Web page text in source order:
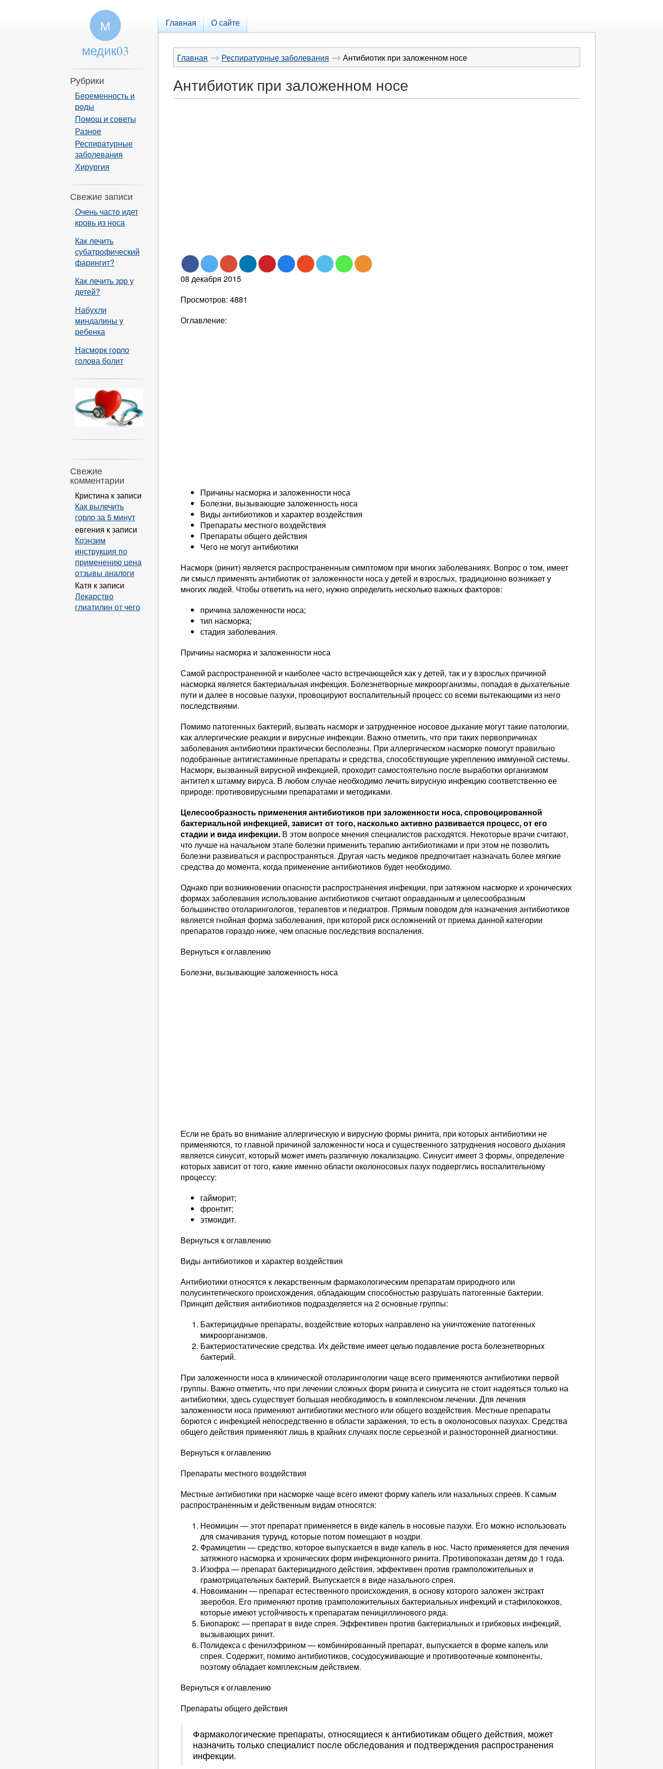
Главная О сайте
Главная → Респиратурные заболевания → Антибиотик при заложенном носе
Антибиотик при заложенном носе
08 декабря 2015
Просмотров: 4881
Оглавление:
Причины насморка и заложенности носа
Болезни, вызывающие заложенность носа
Виды антибиотиков и характер воздействия
Препараты местного воздействия
Препараты общего действия
Чего не могут антибиотики
Насморк (ринит) является распространенным симптомом при многих заболеваниях. Вопрос о том, имеет
ли смысл применять антибиотик от заложенности носа у детей и взрослых, традиционно возникает у
многих людей. Чтобы ответить на него, нужно определить несколько важных факторов:
причина заложенности носа;
тип насморка;
стадия заболевания.
Причины насморка и заложенности носа
Самой распространенной и наиболее часто встречающейся как у детей, так и у взрослых причиной
насморка является бактериальная инфекция. Болезнетворные микроорганизмы, попадая в дыхательные
пути и далее в носовые пазухи, провоцируют воспалительный процесс со всеми вытекающими из него
последствиями.
Помимо патогенных бактерий, вызвать насморк и затрудненное носовое дыхание могут такие патологии,
как аллергические реакции и вирусные инфекции. Важно отметить, что при таких первопричинах
заболевания антибиотики практически бесполезны. При аллергическом насморке помогут правильно
подобранные антигистаминные препараты и средства, способствующие укреплению иммунной системы.
Насморк, вызванный вирусной инфекцией, проходит самостоятельно после выработки организмом
антител к штамму вируса. В любом случае необходимо лечить вирусную инфекцию соответственно ее
природе: противовирусными препаратами и методиками.
Целесообразность применения антибиотиков при заложенности носа, спровоцированной
бактериальной инфекцией, зависит от того, насколько активно развивается процесс, от его
стадии и вида инфекции. В этом вопросе мнения специалистов расходятся. Некоторые врачи считают,
что лучше на начальном этапе болезни применить терапию антибиотиками и при этом не позволить
болезни развиваться и распространяться. Другая часть медиков предпочитает назначать более мягкие
средства до момента, когда применение антибиотиков будет необходимо.
Однако при возникновении опасности распространения инфекции, при затяжном насморке и хронических
формах заболевания использование антибиотиков считают оправданным и целесообразным
большинство отоларингологов, терапевтов и педиатров. Прямым поводом для назначения антибиотиков
является гнойная форма заболевания, при которой риск осложнений от приема данной категории
препаратов гораздо ниже, чем опасные последствия воспаления.
Вернуться к оглавлению
Болезни, вызывающие заложенность носа
Если не брать во внимание аллергическую и вирусную формы ринита, при которых антибиотики не
применяются, то главной причиной заложенности носа и существенного затруднения носового дыхания
является синусит, который может иметь различную локализацию. Синусит имеет 3 формы, определение
которых зависит от того, какие именно области околоносовых пазух подверглись воспалительному
процессу:
гайморит;
фронтит;
этмоидит.
Вернуться к оглавлению
Виды антибиотиков и характер воздействия
Антибиотики относятся к лекарственным фармакологическим препаратам природного или
полусинтетического происхождения, обладающим способностью разрушать патогенные бактерии.
Принцип действия антибиотиков подразделяется на 2 основные группы:
Бактерицидные препараты, воздействие которых направлено на уничтожение патогенных
микроорганизмов.
Бактериостатические средства. Их действие имеет целью подавление роста болезнетворных
бактерий.
При заложенности носа в клинической отоларингологии чаще всего применяются антибиотики первой
группы. Важно отметить, что при лечении сложных форм ринита и синусита не стоит надеяться только на
антибиотики, здесь существует большая необходимость в комплексном лечении. Для лечения
заложенности носа применяют антибиотики местного или общего воздействия. Местные препараты
борются с инфекцией непосредственно в области заражения, то есть в околоносовых пазухах. Средства
общего действия применяют лишь в крайних случаях после серьезной и разносторонней диагностики.
Вернуться к оглавлению
Препараты местного воздействия
Местные антибиотики при насморке чаще всего имеют форму капель или назальных спреев. К самым
распространенным и действенным видам относятся:
Неомицин — этот препарат применяется в виде капель в носовые пазухи. Его можно использовать
для смачивания турунд, которые потом помещают в ноздри.
Фрамицетин — средство, которое выпускается в виде капель в нос. Часто применяется для лечения
затяжного насморка и хронических форм инфекционного ринита. Противопоказан детям до 1 года.
Изофра — препарат бактерицидного действия, эффективен против грамположительных и
грамотрицательных бактерий. Выпускается в виде назального спрея.
Новоиманин — препарат естественного происхождения, в основу которого заложен экстракт
зверобоя. Его применяют против грамположительных бактериальных инфекций и стафилококков,
которые имеют устойчивость к препаратам пенициллинового ряда.
Биопарокс — препарат в виде спрея. Эффективен против бактериальных и грибковых инфекций,
вызывающих ринит.
Полидекса с фенилэфрином — комбинированный препарат, выпускается в форме капель или
спрея. Содержит, помимо антибиотиков, сосудосуживающие и противоотечные компоненты,
поэтому обладает комплексным действием.
Вернуться к оглавлению
Препараты общего действия
Фармакологические препараты, относящиеся к антибиотикам общего действия, может
назначить только специалист после обследования и подтверждения распространения
инфекции.
М
медик03
Рубрики
Беременность и
роды
Помощ и советы
Разное
Респиратурные
заболевания
Хирургия
Свежие записи
Очень часто идет
кровь из носа
Как лечить
субатрофический
фарингит?
Как лечить зрр у
детей?
Набухли
миндалины у
ребенка
Насморк горло
голова болит
Свежие
комментарии
Кристина к записи
Как вылечить
горло за 5 минут
евгения к записи
Коэнзим
инструкция по
применению цена
отзывы аналоги
Катя к записи
Лекарство
глиатилин от чего